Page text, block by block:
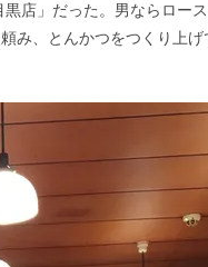
店」だった。男ならロー
み、とんかつをつくり上げ